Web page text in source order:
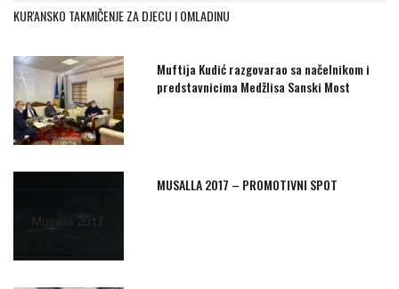
KUR'ANSKO TAKMIČENJE ZA DJECU I OMLADINU
Muftija Kudić razgovarao sa načelnikom i
predstavnicima Medžlisa Sanski Most
MUSALLA 2017 – PROMOTIVNI SPOT